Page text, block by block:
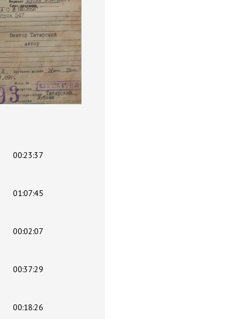
00:23:37
01:07:45
00:02:07
00:37:29
00:18:26